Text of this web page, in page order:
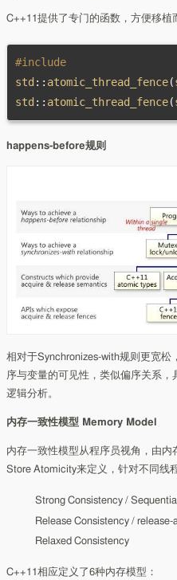
C++11提供了专门的函数，方便移
#include
std :: atomic_thread_fence(
std :: atomic_thread_fence(
happens-before规则
相对于Synchronizes-with规则更宽松
序与变量的可见性，类似偏序关系
逻辑分析。
内存一致性模型 Memory Model
内存一致性模型从程序员视角，由内
Store Atomicity来定义，针对不同线
Strong Consistency /
Release Consistency /
Relaxed Consistency
C++11相应定义了6种内存模型：